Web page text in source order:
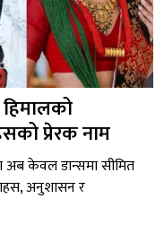
प्रेरक नाम
अब केवल डान्समा सीमित
अनुशासन र